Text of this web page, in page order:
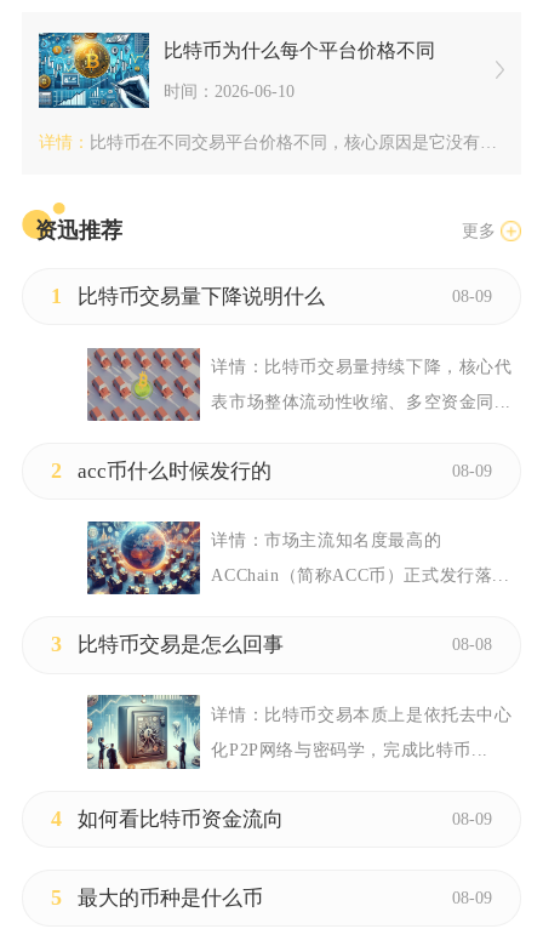
比特币为什么每个平台价格不同
时间：2026-06-10
详情： 比特币在不同交易平台价格不同，核心原因是它没有全球统一定价机...
资迅推荐 更多
1 比特币交易量下降说明什么 08-09
详情： 比特币交易量持续下降，核心代
表市场整体流动性收缩、多空资金同...
2 acc币什么时候发行的 08-09
详情：市场主流知名度最高的
ACChain（简称ACC币）正式发行落...
3 比特币交易是怎么回事 08-08
详情： 比特币交易本质上是依托去中心
化P2P网络与密码学，完成比特币...
4 如何看比特币资金流向 08-09
5 最大的币种是什么币 08-09